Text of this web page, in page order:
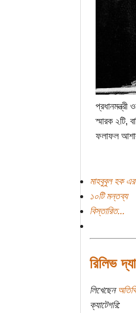
স্মারক ২টি,
ফলাফল
মাহবুবুল হক
১০টি মন্তব্য
বিস্তারিত...
রিলিভ
লিখেছেন
ক্যাটেগরি: